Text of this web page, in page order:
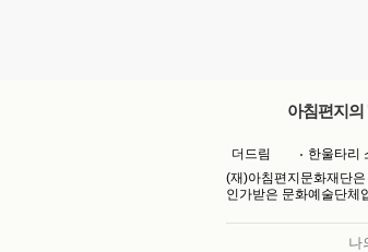
아침편지의
더드림
한울타리
(재)아침편지문화재단
인가받은 문화예술단체
나